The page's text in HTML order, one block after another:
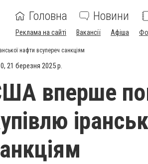
Головна Новини
Реклама на сайті Вакансії Афіша
нафти всупереч санкціям
21 березня 2025 р.
вперше